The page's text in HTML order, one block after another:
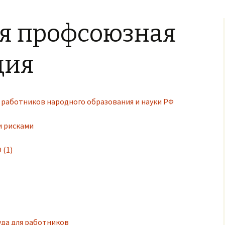
профсоюзная
народного образования и науки РФ
рисками
(1)
для работников